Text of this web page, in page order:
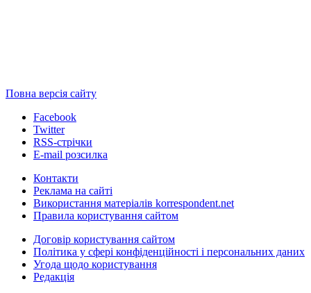
Повна версія сайту
Facebook
Twitter
RSS-стрічки
E-mail розсилка
Контакти
Реклама на сайті
Використання матеріалів korrespondent.net
Правила користування сайтом
Договір користування сайтом
Політика у сфері конфіденційності і персональних даних
Угода щодо користування
Редакція